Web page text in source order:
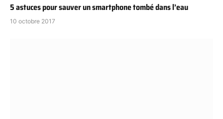
5 astuces pour sauver un smartphone tombé dans l’eau
10 octobre 2017